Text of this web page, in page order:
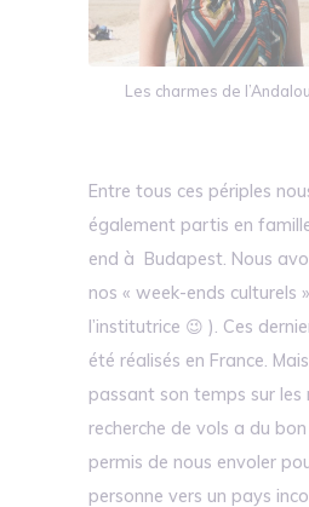
Les charmes de
Entre tous ces périples
également partis en
end à Budapest. Nous
nos « week-ends culturels
l’institutrice 😉 ). Ces
été réalisés en France.
passant son temps sur les
recherche de vols a du
permis de nous envoler
personne vers un pays